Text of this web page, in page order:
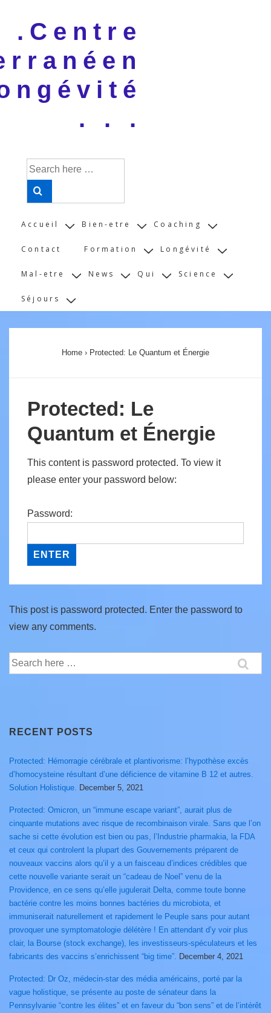
Main
.Centre
. . .
Search
for:
Main
Accueil Bien-etre Coaching
Contact Formation Longévité
Mal-etre News Qui Science
Séjours
Home › Protected: Le Quantum et Énergie
Protected: Le
Quantum et Énergie
This content is password protected. To view it
please enter your password below:
Password:
This post is password protected. Enter the password to
view any comments.
Search
for:
RECENT POSTS
Protected: Hémorragie cérébrale et plantivorisme: l’hypothèse excès
d’homocysteine résultant d’une déficience de vitamine B 12 et autres.
Solution Holistique. December 5, 2021
Protected: Omicron, un “immune escape variant”, aurait plus de
cinquante mutations avec risque de recombinaison virale. Sans que l’on
sache si cette évolution est bien ou pas, l’Industrie pharmakia, la FDA
et ceux qui controlent la plupart des Gouvernements préparent de
nouveaux vaccins alors qu’il y a un faisceau d’indices crédibles que
cette nouvelle variante serait un “cadeau de Noel” venu de la
Providence, en ce sens qu’elle jugulerait Delta, comme toute bonne
bactérie contre les moins bonnes bactéries du microbiota, et
immuniserait naturellement et rapidement le Peuple sans pour autant
provoquer une symptomatologie délétère ! En attendant d’y voir plus
clair, la Bourse (stock exchange), les investisseurs-spéculateurs et les
fabricants des vaccins s’enrichissent “big time”. December 4, 2021
Protected: Dr Oz, médecin-star des média américains, porté par la
vague holistique, se présente au poste de sénateur dans la
Pennsylvanie “contre les élites” et en faveur du “bon sens” et de l’intérêt